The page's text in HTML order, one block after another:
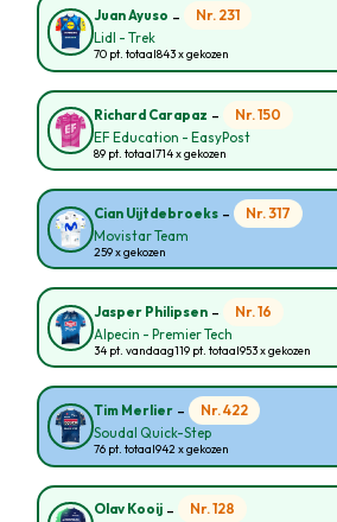
Juan Ayuso - Nr. 231
Lidl - Trek
70 pt. totaal843 x gekozen
Richard Carapaz - Nr. 150
EF Education - EasyPost
89 pt. totaal714 x gekozen
Cian Uijtdebroeks - Nr. 317
Movistar Team
259 x gekozen
Jasper Philipsen - Nr. 16
Alpecin - Premier Tech
34 pt. vandaag119 pt. totaal953 x gekozen
Tim Merlier - Nr. 422
Soudal Quick-Step
76 pt. totaal942 x gekozen
Olav Kooij - Nr. 128